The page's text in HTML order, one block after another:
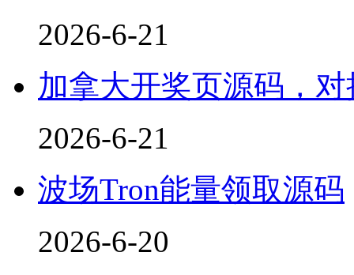
2026-6-21
加拿大开奖页源码，
2026-6-21
波场Tron能量领取源码
2026-6-20